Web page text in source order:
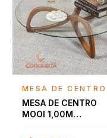
Falar com consultor
MESA DE CENTRO
MESA DE CENTRO
MOOI 1,00M